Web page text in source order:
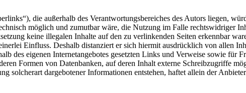
die außerhalb des Verantwortungsbereiches des Autors liegen,
möglich und zumutbar wäre, die Nutzung im Falle rechtswidriger
keine illegalen Inhalte auf den zu verlinkenden Seiten erkennbar
Einfluss. Deshalb distanziert er sich hiermit ausdrücklich von allen
des eigenen Internetangebotes gesetzten Links und Verweise sowie für
Formen von Datenbanken, auf deren Inhalt externe Schreibzugriffe
solcherart dargebotener Informationen entstehen, haftet allein der